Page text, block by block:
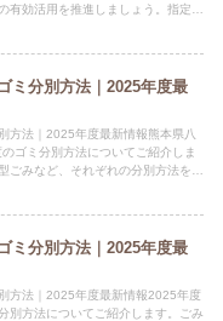
有効活用を推進しましょう。指定袋
ミ分別方法｜2025年度最
方法｜2025年度最新情報熊本県八
ゴミ分別方法についてご紹介しま
ごみなど、それぞれの分別方法を分
ミ分別方法｜2025年度最
方法｜2025年度最新情報2025年度
別方法についてご紹介します。ごみ